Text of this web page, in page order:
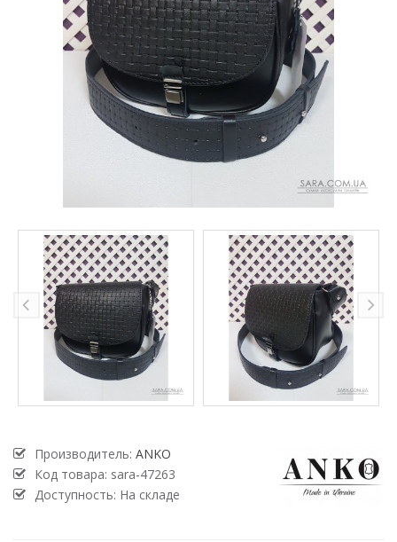
Производитель: ANKO
Код товара: sara-47263
Доступность: На складе